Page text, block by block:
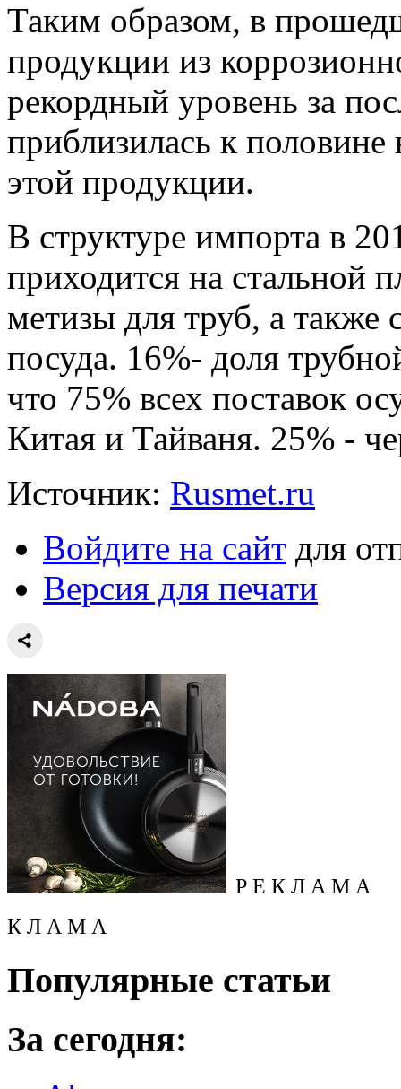
Таким образом, в
продукции из
рекордный уровень за
приблизилась к половине
этой продукции.
В структуре импорта в
приходится на стальной
метизы для труб, а также
посуда. 16%- доля
что 75% всех поставок
Китая и Тайваня. 25% -
Источник: Rusmet.ru
Войдите на сайт для
Версия для печати
Р Е К Л А М А
К Л А М А
Популярные статьи
За сегодня: